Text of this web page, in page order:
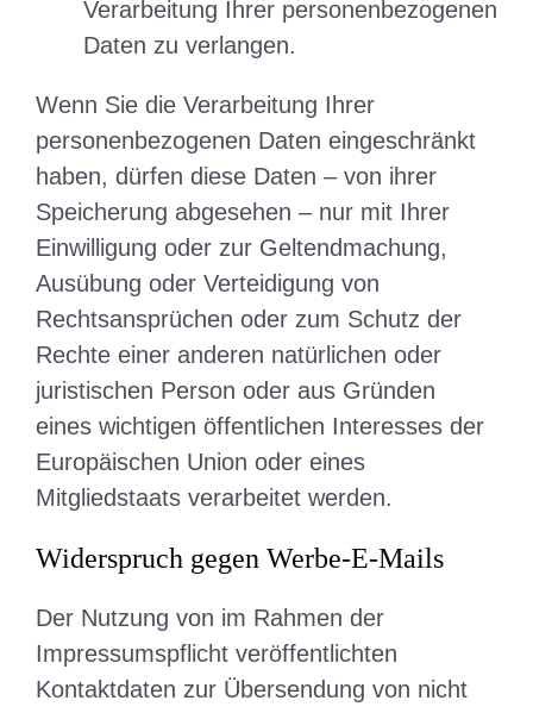
Verarbeitung Ihrer personenbezogenen
Daten zu verlangen.
Wenn Sie die Verarbeitung Ihrer
personenbezogenen Daten eingeschränkt
haben, dürfen diese Daten – von ihrer
Speicherung abgesehen – nur mit Ihrer
Einwilligung oder zur Geltendmachung,
Ausübung oder Verteidigung von
Rechtsansprüchen oder zum Schutz der
Rechte einer anderen natürlichen oder
juristischen Person oder aus Gründen
eines wichtigen öffentlichen Interesses der
Europäischen Union oder eines
Mitgliedstaats verarbeitet werden.
Widerspruch gegen Werbe-E-Mails
Der Nutzung von im Rahmen der
Impressumspflicht veröffentlichten
Kontaktdaten zur Übersendung von nicht